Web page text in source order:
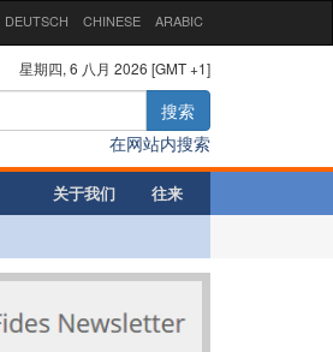
DEUTSCH CHINESE ARABIC
星期四, 6 八月 2026 [GMT +1]
搜索
在网站内搜索
关于我们 往来